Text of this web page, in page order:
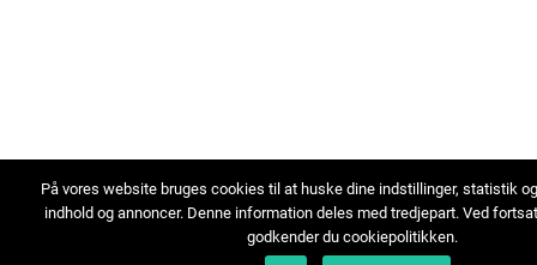
På vores website bruges cookies til at huske dine indstillinger, statistik
indhold og annoncer. Denne information deles med tredjepart. Ved
godkender du cookiepolitikken.